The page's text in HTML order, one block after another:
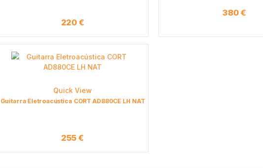
220 €
380€
Quick View
Guitarra Eletroacústica CORT AD880CE LH NAT
255€